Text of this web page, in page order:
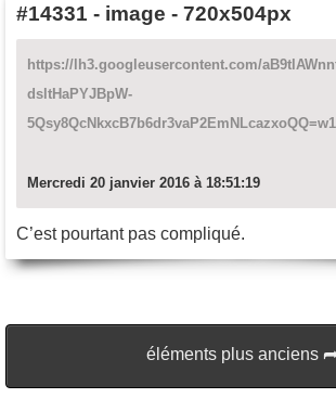
#14331 - image - 720x504px
https://lh3.googleusercontent.com/
dsltHaPYJBpW-
Mercredi 20 janvier 2016 à 18:51:19
C’est pourtant pas compliqué.
éléments plus anciens